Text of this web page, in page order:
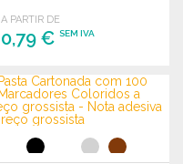
A PARTIR DE
0,79 €SEM IVA
ENCOMENDAR
Solicitar um orçamento